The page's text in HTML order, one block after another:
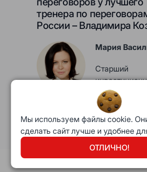
тренера по
России – Владимира
Мария
Старший
директор,
Мы используем файлы cookie.
сделать сайт лучше и удобнее
ОТЛИЧНО!